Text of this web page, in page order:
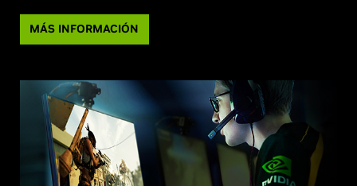
MÁS INFORMACIÓN